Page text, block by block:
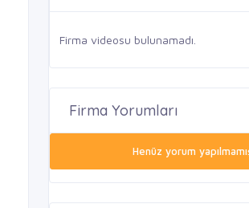
Firma videosu bulunamadı.
Firma Yorumları
Henüz yorum